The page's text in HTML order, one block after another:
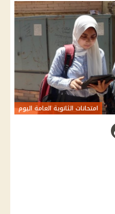
امتحانات الثانوية العامة اليوم